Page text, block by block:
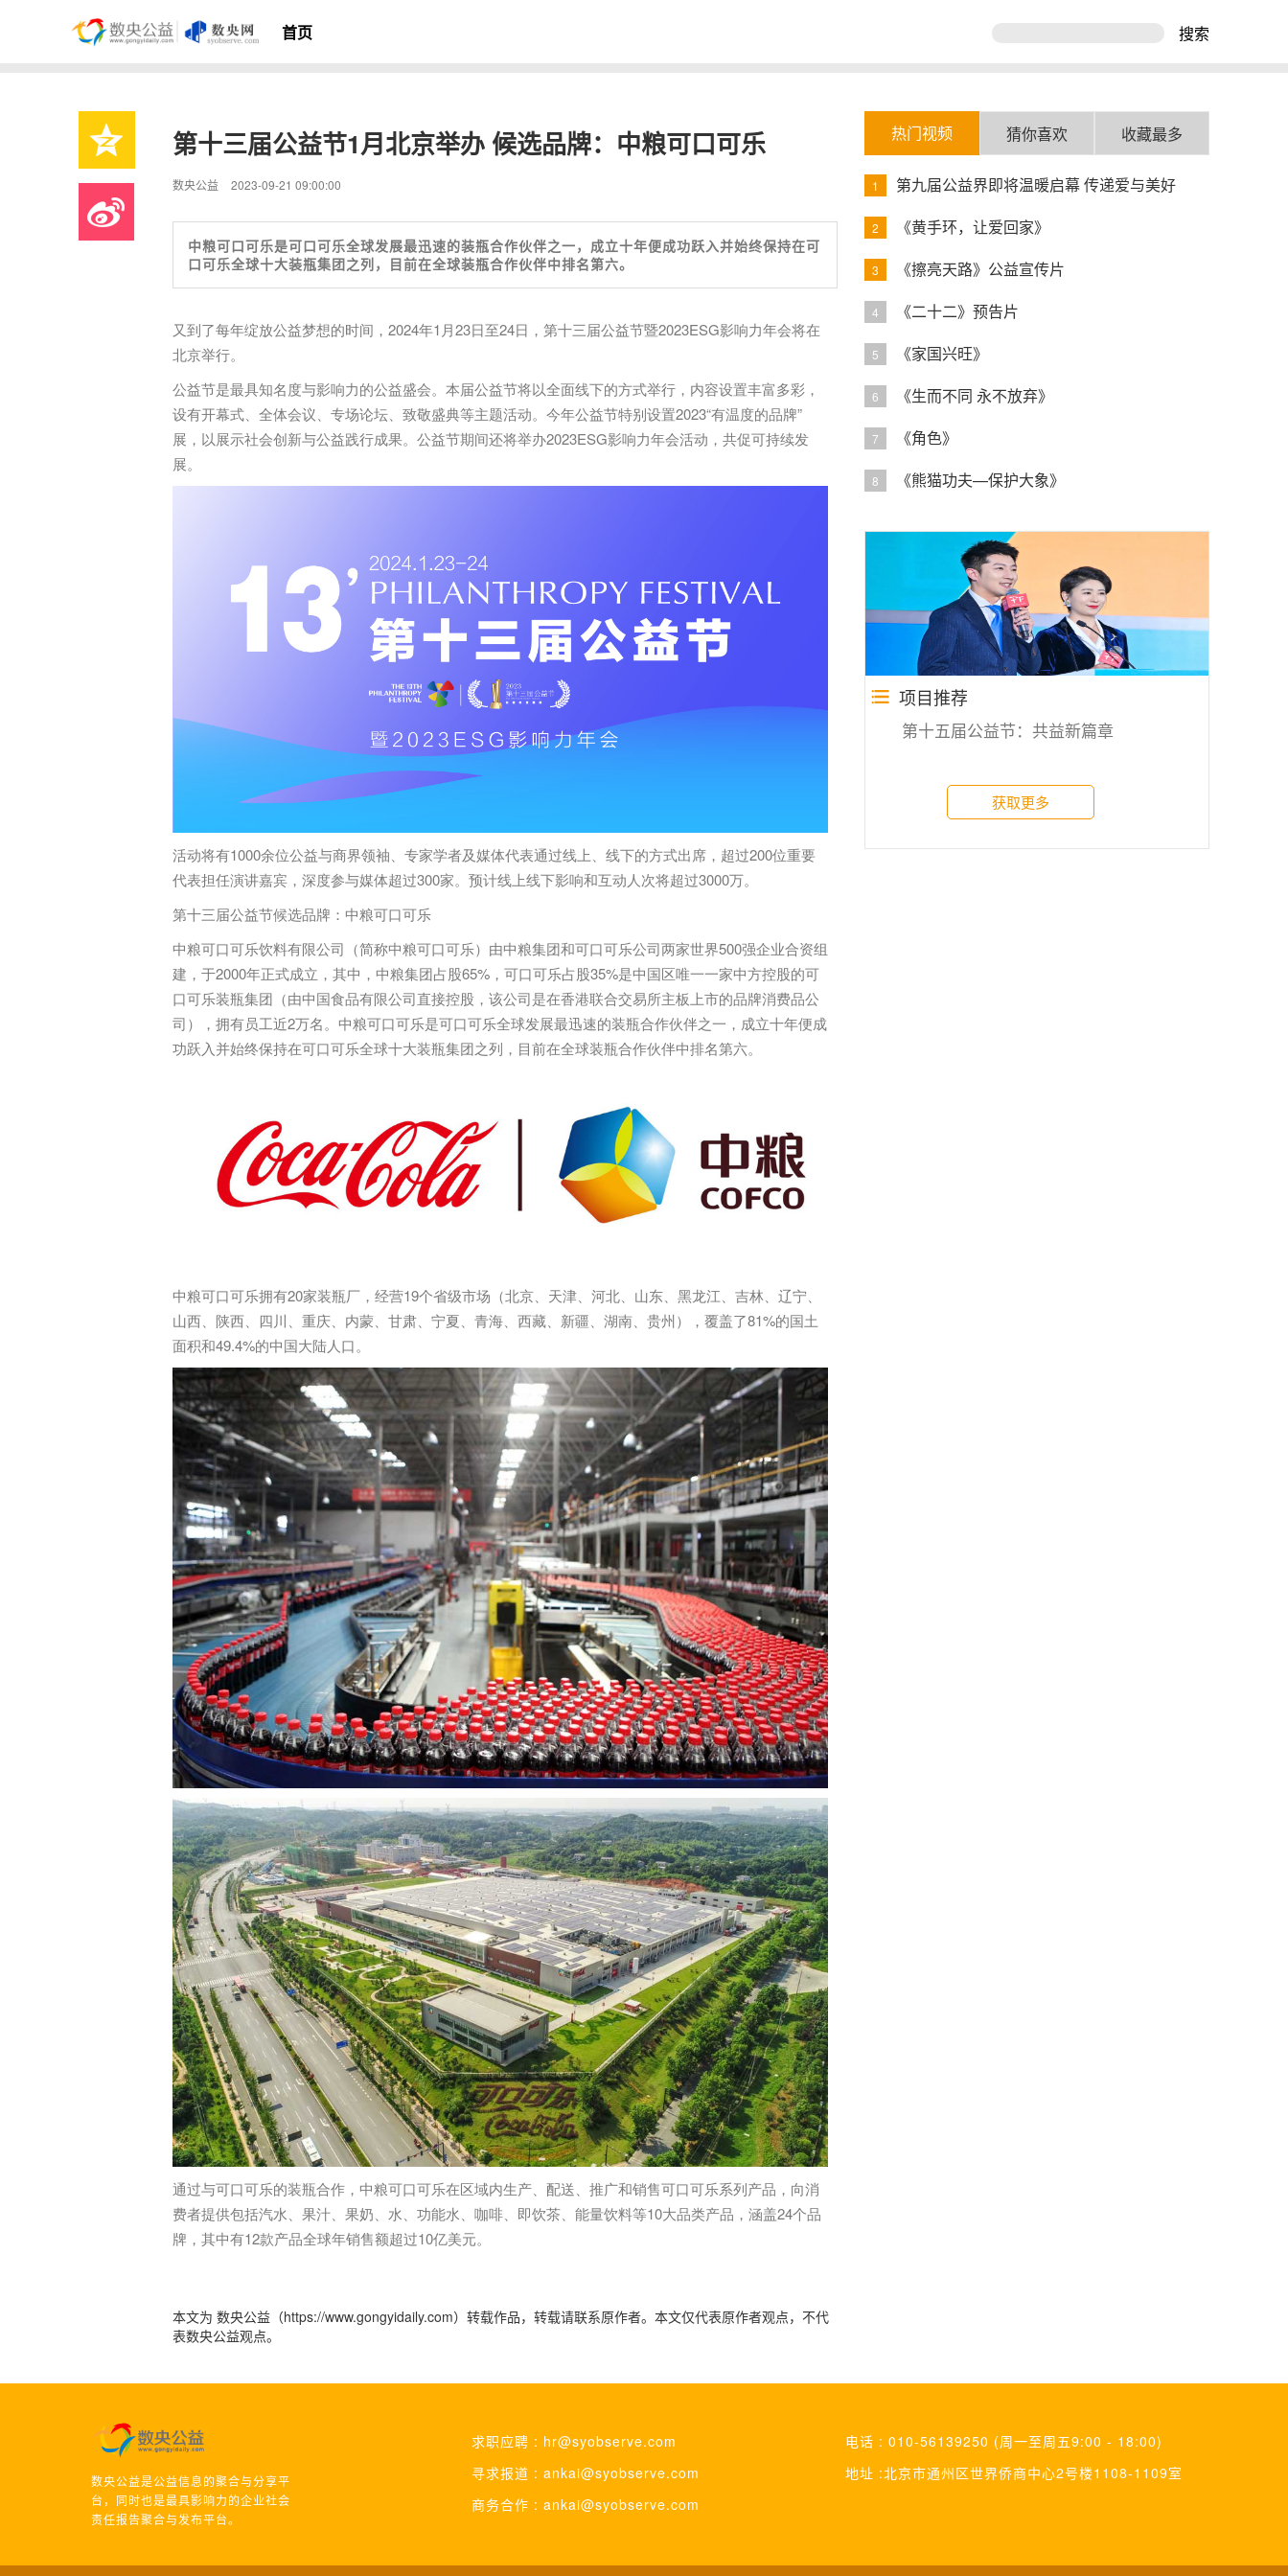
首页 搜索
第十三届公益节1月北京举办 候选品牌：中粮可口可乐
数央公益 2023-09-21 09:00:00
中粮可口可乐是可口可乐全球发展最迅速的装瓶合作伙伴之一，成立十年便成功跃入并始终保持在可
口可乐全球十大装瓶集团之列，目前在全球装瓶合作伙伴中排名第六。
又到了每年绽放公益梦想的时间，2024年1月23日至24日，第十三届公益节暨2023ESG影响力年会将在
北京举行。
公益节是最具知名度与影响力的公益盛会。本届公益节将以全面线下的方式举行，内容设置丰富多彩，
设有开幕式、全体会议、专场论坛、致敬盛典等主题活动。今年公益节特别设置2023“有温度的品牌”
展，以展示社会创新与公益践行成果。公益节期间还将举办2023ESG影响力年会活动，共促可持续发
展。
活动将有1000余位公益与商界领袖、专家学者及媒体代表通过线上、线下的方式出席，超过200位重要
代表担任演讲嘉宾，深度参与媒体超过300家。预计线上线下影响和互动人次将超过3000万。
第十三届公益节候选品牌：中粮可口可乐
中粮可口可乐饮料有限公司（简称中粮可口可乐）由中粮集团和可口可乐公司两家世界500强企业合资组
建，于2000年正式成立，其中，中粮集团占股65%，可口可乐占股35%是中国区唯一一家中方控股的可
口可乐装瓶集团（由中国食品有限公司直接控股，该公司是在香港联合交易所主板上市的品牌消费品公
司），拥有员工近2万名。中粮可口可乐是可口可乐全球发展最迅速的装瓶合作伙伴之一，成立十年便成
功跃入并始终保持在可口可乐全球十大装瓶集团之列，目前在全球装瓶合作伙伴中排名第六。
中粮可口可乐拥有20家装瓶厂，经营19个省级市场（北京、天津、河北、山东、黑龙江、吉林、辽宁、
山西、陕西、四川、重庆、内蒙、甘肃、宁夏、青海、西藏、新疆、湖南、贵州），覆盖了81%的国土
面积和49.4%的中国大陆人口。
通过与可口可乐的装瓶合作，中粮可口可乐在区域内生产、配送、推广和销售可口可乐系列产品，向消
费者提供包括汽水、果汁、果奶、水、功能水、咖啡、即饮茶、能量饮料等10大品类产品，涵盖24个品
牌，其中有12款产品全球年销售额超过10亿美元。
本文为 数央公益（https://www.gongyidaily.com）转载作品，转载请联系原作者。本文仅代表原作者观点，不代
表数央公益观点。
热门视频 猜你喜欢 收藏最多
1 第九届公益界即将温暖启幕 传递爱与美好
2 《黄手环，让爱回家》
3 《擦亮天路》公益宣传片
4 《二十二》预告片
5 《家国兴旺》
6 《生而不同 永不放弃》
7 《角色》
8 《熊猫功夫—保护大象》
项目推荐
第十五届公益节：共益新篇章
获取更多
数央公益是公益信息的聚合与分享平
台，同时也是最具影响力的企业社会
责任报告聚合与发布平台。
求职应聘 : hr@syobserve.com
寻求报道 : ankai@syobserve.com
商务合作 : ankai@syobserve.com
电话 : 010-56139250 (周一至周五9:00 - 18:00)
地址 :北京市通州区世界侨商中心2号楼1108-1109室